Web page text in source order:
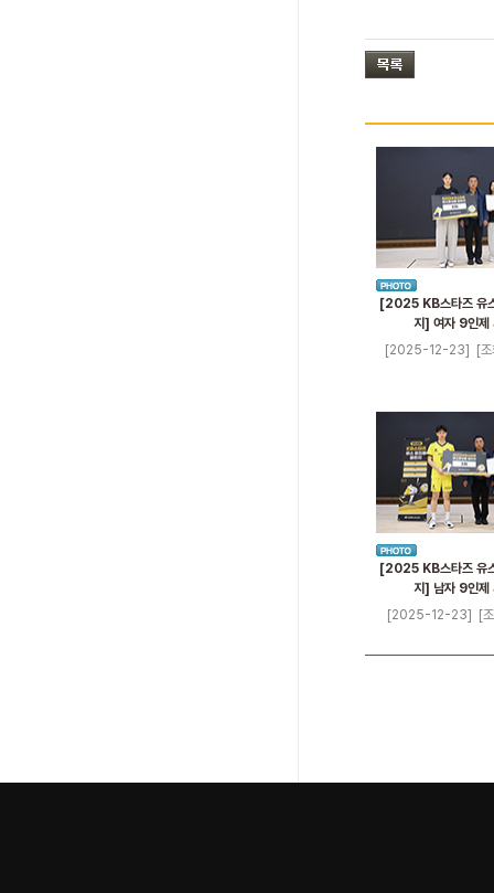
[2025 KB스타즈 유
지] 여자 9인제
[2025-12-23]
[
[2025 KB스타즈 유
지] 남자 9인제
[2025-12-23]
[